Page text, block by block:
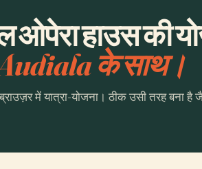
ओपेरा हाउस की
के साथ।
में यात्रा-योजना। ठीक उसी तरह बना